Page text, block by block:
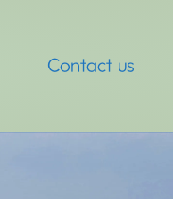
Contact us